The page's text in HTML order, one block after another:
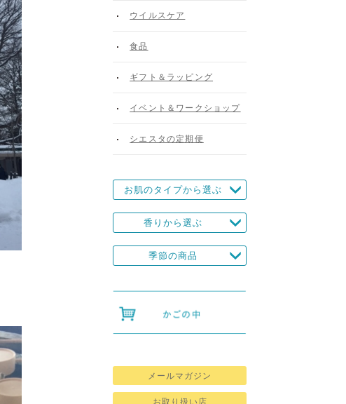
ウイルスケア
食品
ギフト＆ラッピング
イベント＆ワークショップ
シエスタの定期便
お肌のタイプから選ぶ
香りから選ぶ
季節の商品
メールマガジン
お取り扱い店